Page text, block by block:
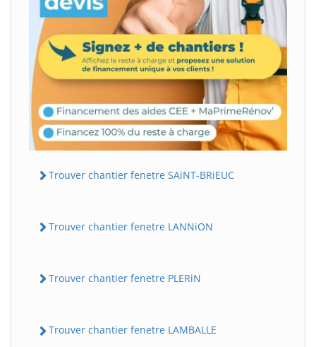
Trouver chantier fenetre SAiNT-BRiEUC
Trouver chantier fenetre LANNiON
Trouver chantier fenetre PLERiN
Trouver chantier fenetre LAMBALLE